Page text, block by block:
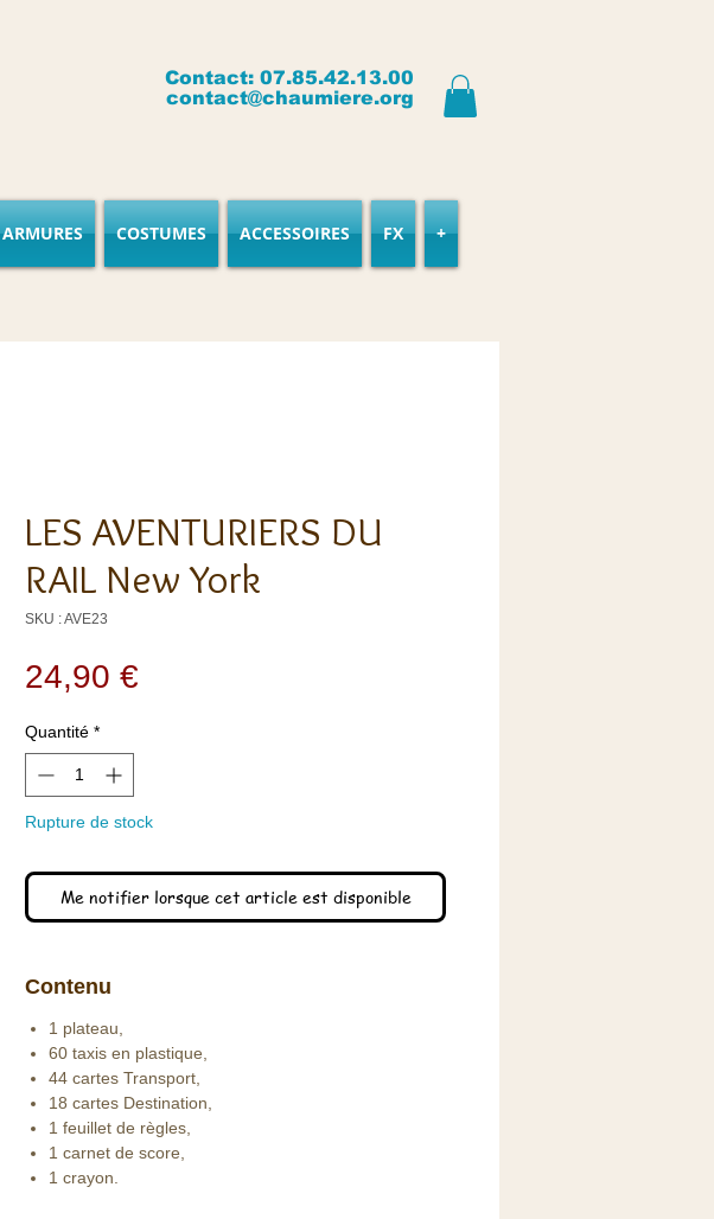
Contact: 07.85.42.13.00
contact@chaumiere.org
ARMURES COSTUMES ACCESSOIRES FX +
LES AVENTURIERS DU
RAIL New York
SKU : AVE23
24,90 €
Quantité *
Rupture de stock
Me notifier lorsque cet article est disponible
Contenu
1 plateau,
60 taxis en plastique,
44 cartes Transport,
18 cartes Destination,
1 feuillet de règles,
1 carnet de score,
1 crayon.